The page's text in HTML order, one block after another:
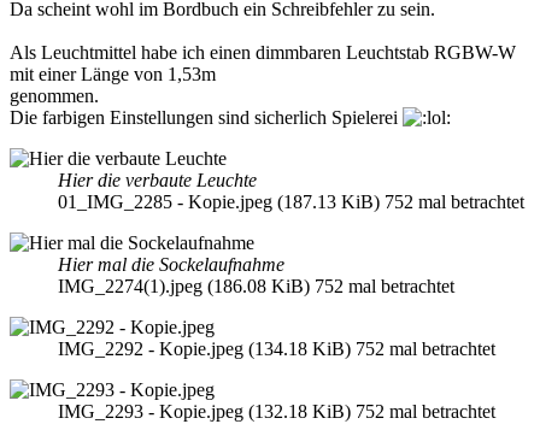
Da scheint wohl im Bordbuch ein Schreibfehler zu sein.
Als Leuchtmittel habe ich einen dimmbaren Leuchtstab RGBW-W
mit einer Länge von 1,53m
genommen.
Die farbigen Einstellungen sind sicherlich Spielerei
Hier die verbaute Leuchte
01_IMG_2285 - Kopie.jpeg (187.13 KiB) 752 mal betrachtet
Hier mal die Sockelaufnahme
IMG_2274(1).jpeg (186.08 KiB) 752 mal betrachtet
IMG_2292 - Kopie.jpeg (134.18 KiB) 752 mal betrachtet
IMG_2293 - Kopie.jpeg (132.18 KiB) 752 mal betrachtet